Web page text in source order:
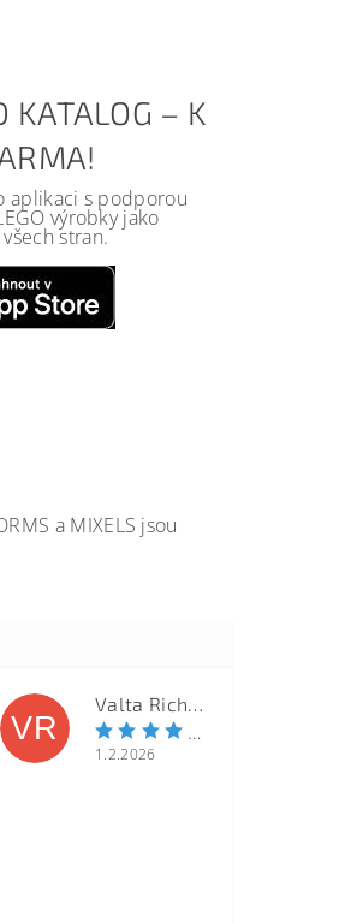
KATALOG – K
aplikaci s podporou
výrobky jako
stran.
a MIXELS jsou
VR
1.2.2026